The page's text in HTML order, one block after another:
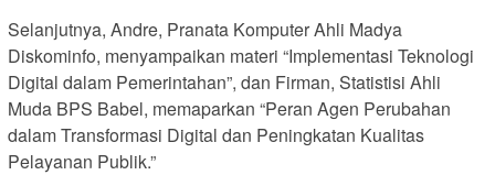
Selanjutnya, Andre, Pranata Komputer Ahli Madya
Diskominfo, menyampaikan materi “Implementasi Teknologi
Digital dalam Pemerintahan”, dan Firman, Statistisi Ahli
Muda BPS Babel, memaparkan “Peran Agen Perubahan
dalam Transformasi Digital dan Peningkatan Kualitas
Pelayanan Publik.”